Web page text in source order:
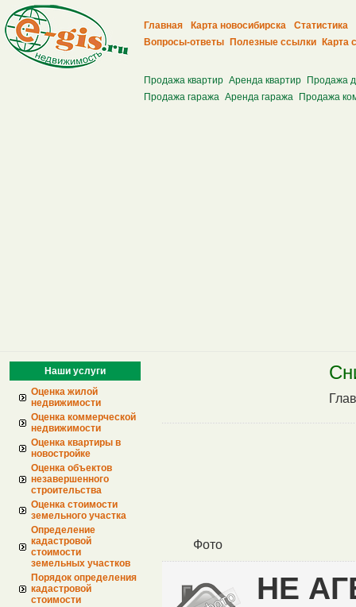
Главная Карта новосибирска
Статистика
Вопросы-ответы
Полезные ссылки Карта
Продажа квартир Аренда квартир
Продажа
Продажа гаража Аренда гаража Продажа
Наши услуги
Оценка жилой
недвижимости
Оценка коммерческой
недвижимости
Оценка квартиры в
новостройке
Оценка объектов
незавершенного
строительства
Оценка стоимости
земельного участка
Определение
кадастровой
стоимости
земельных участков
Порядок определения
кадастровой
стоимости
Фото
НЕ